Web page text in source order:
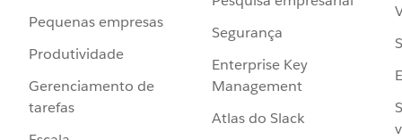
Pequenas empresas
Produtividade
Gerenciamento de
tarefas
Segurança
Enterprise Key
Management
Atlas do Slack